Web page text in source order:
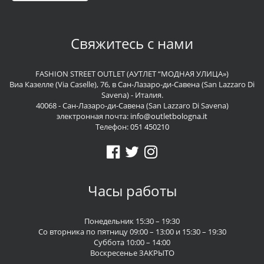
Свяжитесь с нами
FASHION STREET OUTLET (АУТЛЕТ “МОДНАЯ УЛИЦА»)
Виа Казелле (Via Caselle), 76, в Сан-Лазаро-ди-Савена (San Lazzaro Di
Savena) - Италия.
40068 - Сан-Лазаро-ди-Савена (San Lazzaro Di Savena)
электронная почта: info@outletbologna.it
Телефон:051 450210
Часы работы
Понедельник 15:30 – 19:30
Со вторника по пятницу 09:00 – 13:00 и 15:30 – 19:30
Суббота 10:00 – 14:00
Воскресенье ЗАКРЫТО